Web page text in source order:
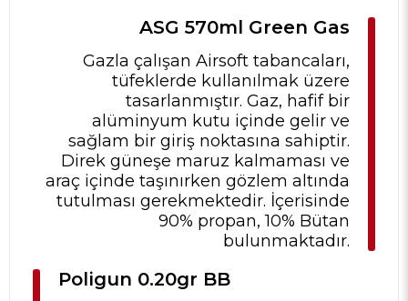
ASG 570ml Green Gas
Gazla çalışan Airsoft tabancaları,
tüfeklerde kullanılmak üzere
tasarlanmıştır. Gaz, hafif bir
alüminyum kutu içinde gelir ve
sağlam bir giriş noktasına sahiptir.
Direk güneşe maruz kalmaması ve
araç içinde taşınırken gözlem altında
tutulması gerekmektedir. İçerisinde
90% propan, 10% Bütan
bulunmaktadır.
Poligun 0.20gr BB